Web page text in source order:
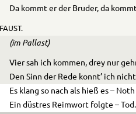
Da kommt er der Bruder, da
FAUST.
(im Pallast)
Vier sah ich kommen, drey nur
Den Sinn der Rede konnt’ ich
Es klang so nach als hieß es – Noth
Ein düstres Reimwort folgte – Tod.